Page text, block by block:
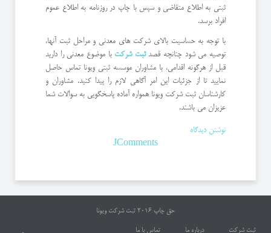
ثبتی به اطلاع متقاضی و سپس با چاپ در روزنامه به اطلاع عموم
افراد برسد.
با توجه به حساسیت بالای شرکت های معدنی و مراحل ثبت آنها،
توصیه می شود چنانچه قصدثبت شرکت با موضوع معدنی را دارید
قبل از هرگونه اقدامی، با مشاوران موسسه ثبتی ویونا تماس حاصل
نمایید تا از جزئیات این امر آگاهی لازم را پیدا کنید. مشاوران و
کارشناسان ثبت شرکت ویونا همواره آماده پاسخگویی به سوالات شما
عزیزان می باشند.
نوشتن دیدگاه
JComments
حق چاپ 2016 ثبت شرکت ویونا
ثبت شرکت درباره ما تماس با ما